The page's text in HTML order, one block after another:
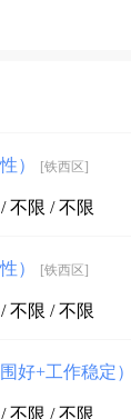
） [铁西区]
不限 / 不限
） [铁西区]
不限 / 不限
好+工作稳定）
不限 / 不限